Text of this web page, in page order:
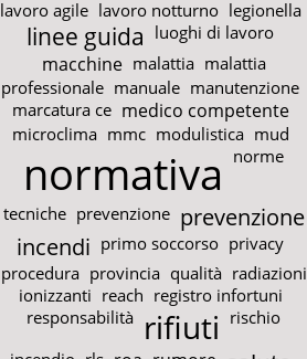
lavoro agile lavoro notturno legionella
linee guida luoghi di lavoro
macchine malattia malattia
professionale manuale manutenzione
marcatura ce medico competente
microclima mmc modulistica mud
normativa norme
tecniche prevenzione prevenzione
incendi primo soccorso privacy
procedura provincia qualità radiazioni
ionizzanti reach registro infortuni
responsabilità rifiuti rischio